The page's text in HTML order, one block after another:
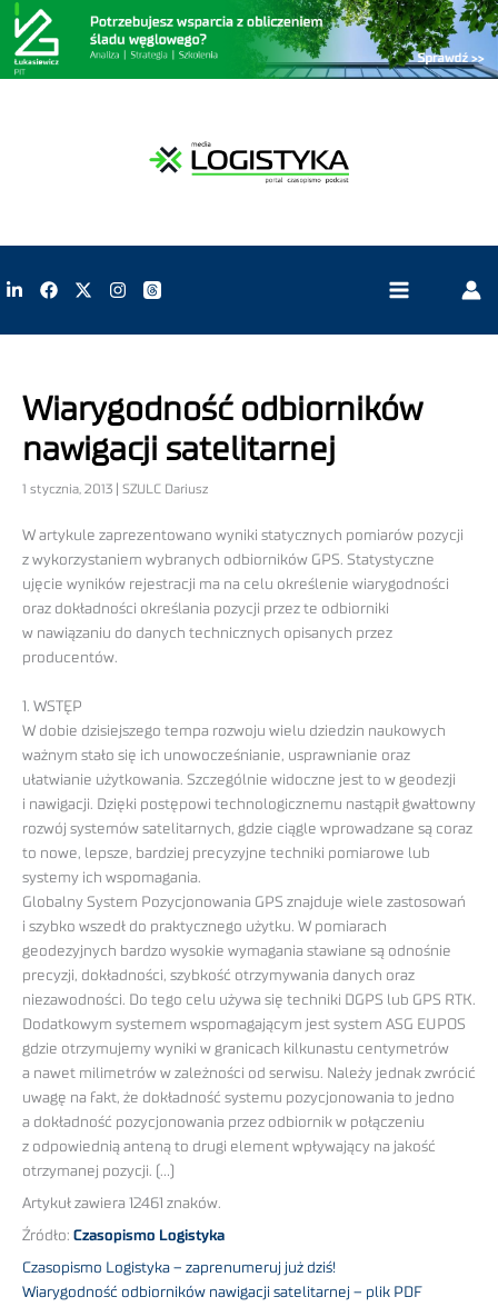
Wiarygodność odbiorników
nawigacji satelitarnej
1 stycznia, 2013 | SZULC Dariusz
W artykule zaprezentowano wyniki statycznych pomiarów pozycji
z wykorzystaniem wybranych odbiorników GPS. Statystyczne
ujęcie wyników rejestracji ma na celu określenie wiarygodności
oraz dokładności określania pozycji przez te odbiorniki
w nawiązaniu do danych technicznych opisanych przez
producentów.
1. WSTĘP
W dobie dzisiejszego tempa rozwoju wielu dziedzin naukowych
ważnym stało się ich unowocześnianie, usprawnianie oraz
ułatwianie użytkowania. Szczególnie widoczne jest to w geodezji
i nawigacji. Dzięki postępowi technologicznemu nastąpił gwałtowny
rozwój systemów satelitarnych, gdzie ciągle wprowadzane są coraz
to nowe, lepsze, bardziej precyzyjne techniki pomiarowe lub
systemy ich wspomagania.
Globalny System Pozycjonowania GPS znajduje wiele zastosowań
i szybko wszedł do praktycznego użytku. W pomiarach
geodezyjnych bardzo wysokie wymagania stawiane są odnośnie
precyzji, dokładności, szybkość otrzymywania danych oraz
niezawodności. Do tego celu używa się techniki DGPS lub GPS RTK.
Dodatkowym systemem wspomagającym jest system ASG EUPOS
gdzie otrzymujemy wyniki w granicach kilkunastu centymetrów
a nawet milimetrów w zależności od serwisu. Należy jednak zwrócić
uwagę na fakt, że dokładność systemu pozycjonowania to jedno
a dokładność pozycjonowania przez odbiornik w połączeniu
z odpowiednią anteną to drugi element wpływający na jakość
otrzymanej pozycji. (…)
Artykuł zawiera 12461 znaków.
Źródło: Czasopismo Logistyka
Czasopismo Logistyka – zaprenumeruj już dziś!
Wiarygodność odbiorników nawigacji satelitarnej – plik PDF